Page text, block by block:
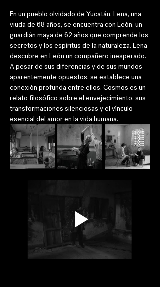
En un pueblo olvidado de Yucatán, Lena, una
viuda de 68 años, se encuentra con León, un
guardián maya de 62 años que comprende los
secretos y los espíritus de la naturaleza. Lena
descubre en León un compañero inesperado.
A pesar de sus diferencias y de sus mundos
aparentemente opuestos, se establece una
conexión profunda entre ellos. Cosmos es un
relato filosófico sobre el envejecimiento, sus
transformaciones silenciosas y el vínculo
esencial del amor en la vida humana.